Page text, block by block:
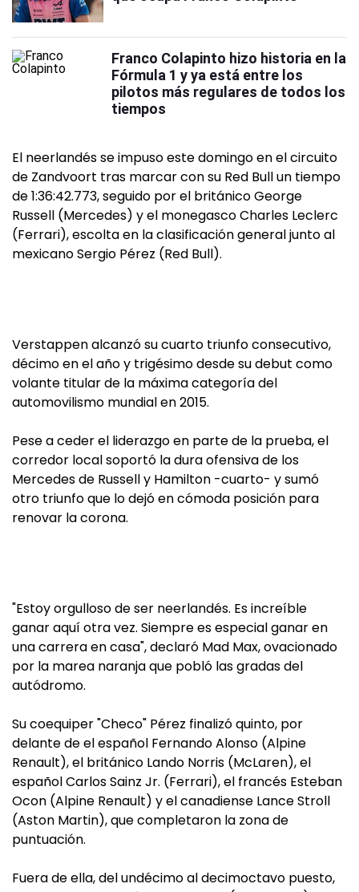
Franco Colapinto hizo historia en la
Fórmula 1 y ya está entre los
pilotos más regulares de todos los
tiempos
El neerlandés se impuso este domingo en el circuito
de Zandvoort tras marcar con su Red Bull un tiempo
de 1:36:42.773, seguido por el británico George
Russell (Mercedes) y el monegasco Charles Leclerc
(Ferrari), escolta en la clasificación general junto al
mexicano Sergio Pérez (Red Bull).
Verstappen alcanzó su cuarto triunfo consecutivo,
décimo en el año y trigésimo desde su debut como
volante titular de la máxima categoría del
automovilismo mundial en 2015.
Pese a ceder el liderazgo en parte de la prueba, el
corredor local soportó la dura ofensiva de los
Mercedes de Russell y Hamilton -cuarto- y sumó
otro triunfo que lo dejó en cómoda posición para
renovar la corona.
"Estoy orgulloso de ser neerlandés. Es increíble
ganar aquí otra vez. Siempre es especial ganar en
una carrera en casa", declaró Mad Max, ovacionado
por la marea naranja que pobló las gradas del
autódromo.
Su coequiper "Checo" Pérez finalizó quinto, por
delante de el español Fernando Alonso (Alpine
Renault), el británico Lando Norris (McLaren), el
español Carlos Sainz Jr. (Ferrari), el francés Esteban
Ocon (Alpine Renault) y el canadiense Lance Stroll
(Aston Martin), que completaron la zona de
puntuación.
Fuera de ella, del undécimo al decimoctavo puesto,